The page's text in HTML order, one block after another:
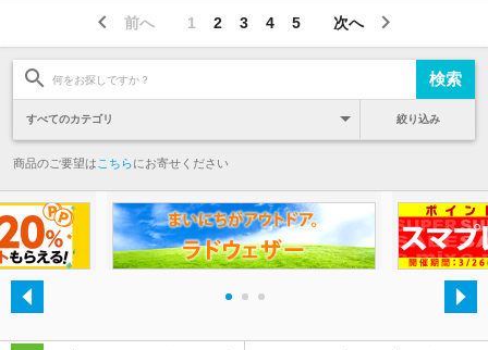
前へ 次へ
1 2 3 4 5
絞り込み
商品のご要望は こちらにお寄せください